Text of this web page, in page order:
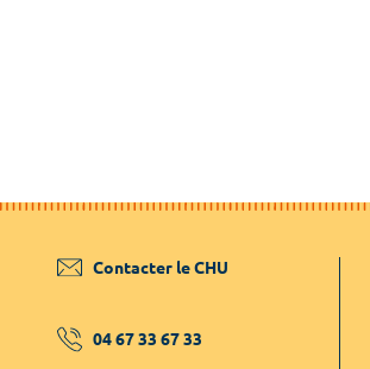
Contacter le CHU
04 67 33 67 33